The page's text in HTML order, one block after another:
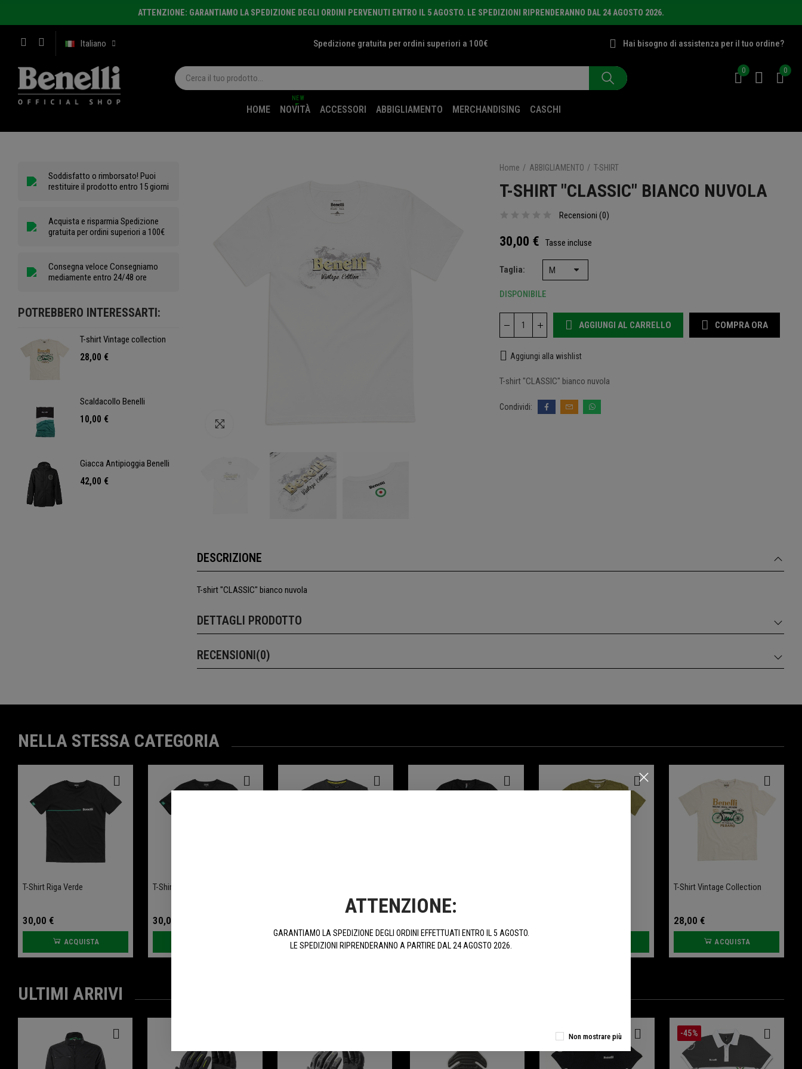
ATTENZIONE: GARANTIAMO LA SPEDIZIONE DEGLI ORDINI PERVENUTI ENTRO IL 5 AGOSTO. LE SPEDIZIONI RIPRENDERANNO DAL 24 AGOSTO 2026.
Italiano Spedizione gratuita per ordini superiori a 100€ Hai bisogno di assistenza per il tuo ordine?
HOME NOVITÀ
NEW
ACCESSORI ABBIGLIAMENTO MERCHANDISING CASCHI
0 0
Home ABBIGLIAMENTO T-SHIRT
T-SHIRT "CLASSIC" BIANCO NUVOLA
Recensioni (0)
30,00 € Tasse incluse
Taglia
DISPONIBILE
AGGIUNGI AL CARRELLO COMPRA ORA
Aggiungi alla wishlist
T-shirt "CLASSIC" bianco nuvola
DESCRIZIONE
T-shirt "CLASSIC" bianco nuvola
DETTAGLI PRODOTTO
RECENSIONI(0)
Soddisfatto o rimborsato! Puoi
restituire il prodotto entro 15 giorni
Acquista e risparmia Spedizione
gratuita per ordini superiori a 100€
Consegna veloce Consegniamo
mediamente entro 24/48 ore
POTREBBERO INTERESSARTI:
T-shirt Vintage collection
28,00 €
Scaldacollo Benelli
10,00 €
Giacca Antipioggia Benelli
42,00 €
Giacca Antipioggia Benelli
NELLA STESSA CATEGORIA
T-Shirt Riga Verde
30,00 €
ACQUISTA
T-Shirt Logo Tono Su Tono
30,00 €
ACQUISTA ACQUISTA
T-Shirt Vintage Collection
28,00 €
ACQUISTA
ULTIMI ARRIVI
-35% -45%
ATTENZIONE:
GARANTIAMO LA SPEDIZIONE DEGLI ORDINI EFFETTUATI ENTRO IL 5 AGOSTO.
LE SPEDIZIONI RIPRENDERANNO A PARTIRE DAL 24 AGOSTO 2026.
Non mostrare più